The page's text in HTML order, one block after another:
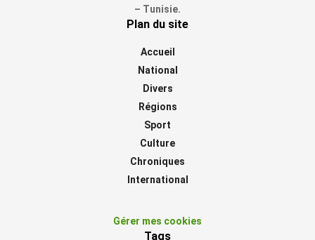
– Tunisie.
Plan du site
Accueil
National
Divers
Régions
Sport
Culture
Chroniques
International
Gérer mes cookies
Tags